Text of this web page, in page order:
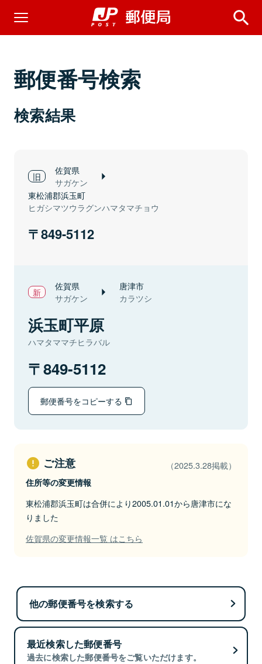
郵便番号検索
検索結果
佐賀県
サガケン
東松浦郡浜玉町
ヒガシマツウラグンハマタマチョウ
849-5112
佐賀県
サガケン
唐津市
カラツシ
浜玉町平原
ハマタママチヒラバル
849-5112
郵便番号をコピーする
ご注意 （2025.3.28掲載）
住所等の変更情報
東松浦郡浜玉町は合併により2005.01.01から唐津市にな
りました
佐賀県の変更情報一覧 はこちら
他の郵便番号を検索する
最近検索した郵便番号
過去に検索した郵便番号をご覧いただけます。